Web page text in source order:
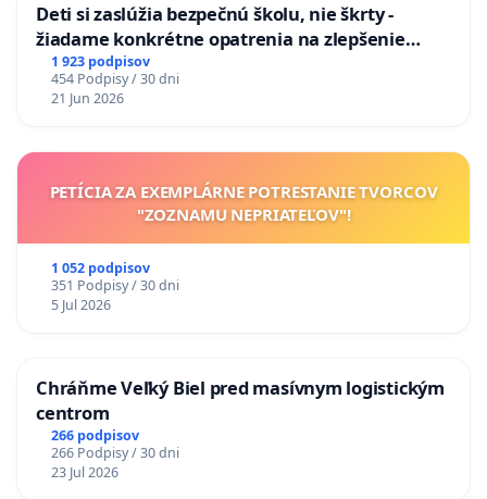
Deti si zaslúžia bezpečnú školu, nie škrty -
žiadame konkrétne opatrenia na zlepšenie
situácie v školstve
1 923 podpisov
454 Podpisy / 30 dni
21 Jun 2026
PETÍCIA ZA EXEMPLÁRNE POTRESTANIE TVORCOV
"ZOZNAMU NEPRIATEĽOV"!
1 052 podpisov
351 Podpisy / 30 dni
5 Jul 2026
Chráňme Veľký Biel pred masívnym logistickým
centrom
266 podpisov
266 Podpisy / 30 dni
23 Jul 2026